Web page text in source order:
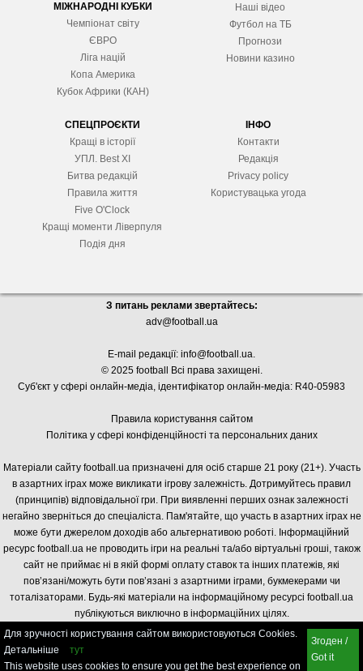
МІЖНАРОДНІ КУБКИ
Чемпіонат світу
ЄВРО
Ліга націй
Копа Америка
Кубок Африки (КАН)
Наші відео
Футбол на ТБ
Прогнози
Новини казино
СПЕЦПРОЄКТИ
Кращі в історії
УПЛ. Best XІ
Битва редакцій
Правила життя
Five O'Clock
Кращі моменти Ліверпуля
Подія дня
ІНФО
Контакти
Редакція
Privacy policy
Користувацька угода
З питань реклами звертайтесь:
adv@football.ua
E-mail редакції: info@football.ua.
© 2025 football Всі права захищені.
Суб'єкт у сфері онлайн-медіа, ідентифікатор онлайн-медіа: R40-05983
Правила користування сайтом
Політика у сфері конфіденційності та персональних даних
Матеріали сайту football.ua призначені для осіб старше 21 року (21+). Участь
в азартних іграх може викликати ігрову залежність. Дотримуйтесь правил
(принципів) відповідальної гри. При виявленні перших ознак залежності
негайно зверніться до спеціаліста. Пам'ятайте, що участь в азартних іграх не
може бути джерелом доходів або альтернативою роботі. Інформаційний
ресурс football.ua не проводить ігри на реальні та/або віртуальні гроші, також
сайт не приймає ні в якій формі оплату ставок та інших платежів, які
пов’язані/можуть бути пов’язані з азартними іграми, букмекерами чи
тоталізаторами. Будь-які матеріали на інформаційному ресурсі football.ua
публікуються виключно в інформаційних цілях.
Для зручності користування сайтом використовуються Cookies.
Детальніше
тут
This website uses cookies to ensure you get the best experience on
Згоден /
Got it